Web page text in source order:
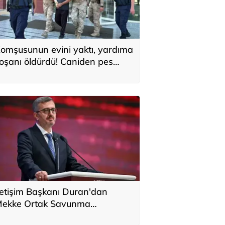
evini yaktı, yardıma
öldürdü! Caniden pes
Başkanı Duran'dan
Ortak Savunma